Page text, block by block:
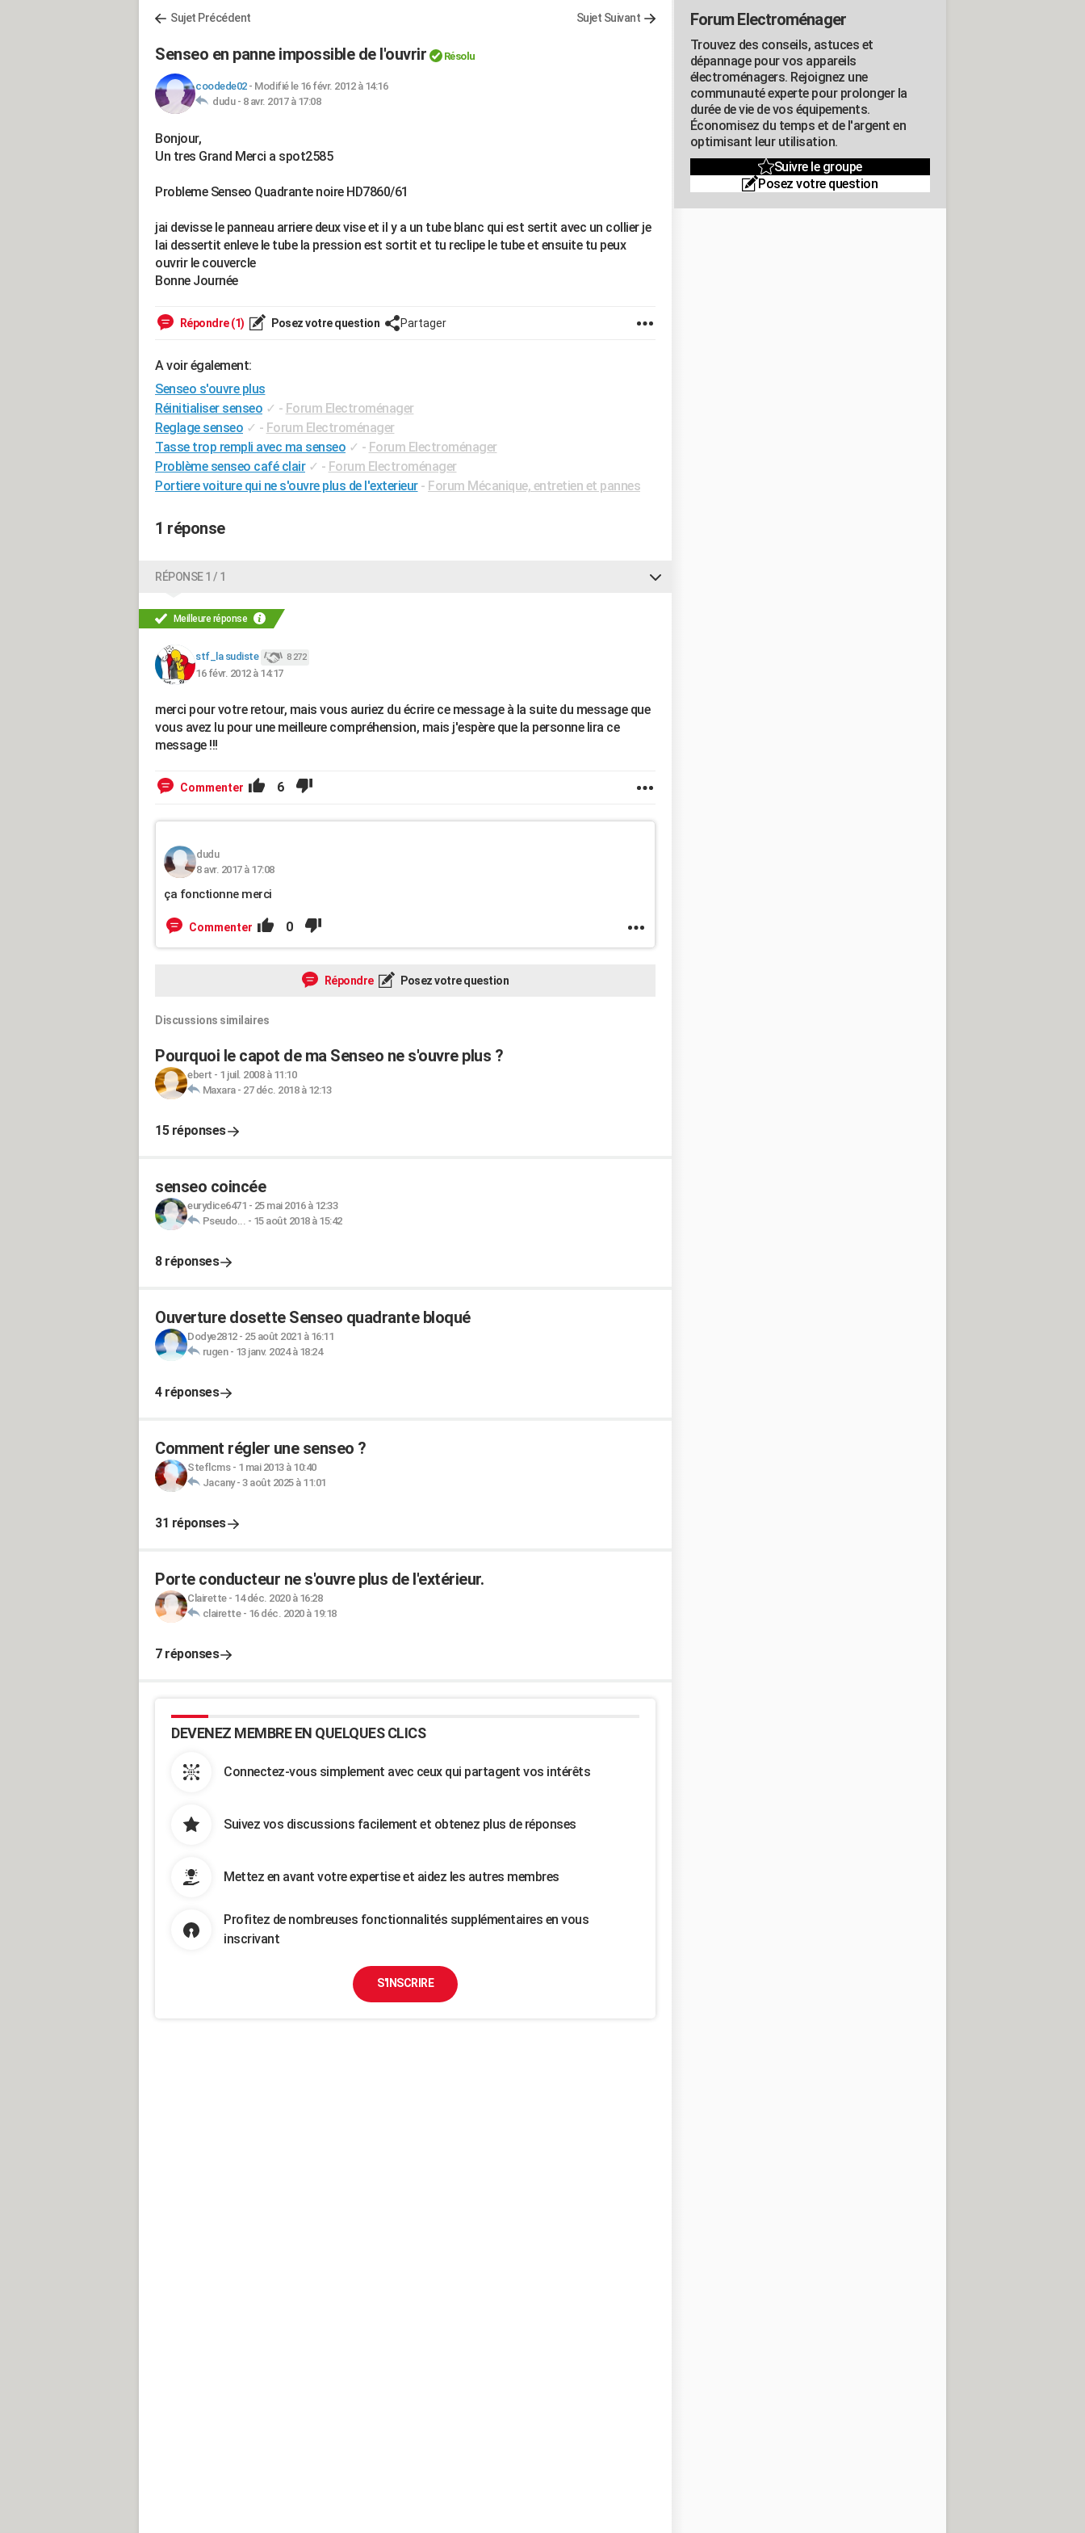
Sujet Précédent Sujet Suivant
Senseo en panne impossible de l'ouvrir Résolu
coodede02- Modifié le 16 févr. 2012 à 14:16
dudu - 8 avr. 2017 à 17:08
Bonjour,
Un tres Grand Merci a spot2585
Probleme Senseo Quadrante noire HD7860/61
jai devisse le panneau arriere deux vise et il y a un tube blanc qui est sertit avec un collier je
lai dessertit enleve le tube la pression est sortit et tu reclipe le tube et ensuite tu peux
ouvrir le couvercle
Bonne Journée
Répondre (1) Posez votre question Partager
A voir également:
Senseo s'ouvre plus
Réinitialiser senseo ✓ - Forum Electroménager
Reglage senseo ✓ - Forum Electroménager
Tasse trop rempli avec ma senseo ✓ - Forum Electroménager
Problème senseo café clair ✓ - Forum Electroménager
Portiere voiture qui ne s'ouvre plus de l'exterieur - Forum Mécanique, entretien et pannes
1 réponse
RÉPONSE 1 / 1
Meilleure réponse
stf_la sudiste 8 272
16 févr. 2012 à 14:17
merci pour votre retour, mais vous auriez du écrire ce message à la suite du message que
vous avez lu pour une meilleure compréhension, mais j'espère que la personne lira ce
message !!!
Commenter 6
dudu
8 avr. 2017 à 17:08
ça fonctionne merci
Commenter 0
Répondre Posez votre question
Discussions similaires
Pourquoi le capot de ma Senseo ne s'ouvre plus ?
ebert - 1 juil. 2008 à 11:10
Maxara- 27 déc. 2018 à 12:13
15 réponses
senseo coincée
eurydice6471 - 25 mai 2016 à 12:33
Pseudo... - 15 août 2018 à 15:42
8 réponses
Ouverture dosette Senseo quadrante bloqué
Dodye2812- 25 août 2021 à 16:11
rugen- 13 janv. 2024 à 18:24
4 réponses
Comment régler une senseo ?
Steflcms- 1 mai 2013 à 10:40
Jacany- 3 août 2025 à 11:01
31 réponses
Porte conducteur ne s'ouvre plus de l'extérieur.
Clairette- 14 déc. 2020 à 16:28
clairette- 16 déc. 2020 à 19:18
7 réponses
DEVENEZ MEMBRE EN QUELQUES CLICS
Connectez-vous simplement avec ceux qui partagent vos intérêts
Suivez vos discussions facilement et obtenez plus de réponses
Mettez en avant votre expertise et aidez les autres membres
Profitez de nombreuses fonctionnalités supplémentaires en vous
inscrivant
S'INSCRIRE
Forum Electroménager
Trouvez des conseils, astuces et
dépannage pour vos appareils
électroménagers. Rejoignez une
communauté experte pour prolonger la
durée de vie de vos équipements.
Économisez du temps et de l'argent en
optimisant leur utilisation.
Suivre le groupe
Posez votre question